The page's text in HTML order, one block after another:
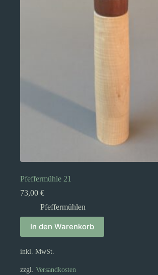
Pfeffermühle 21
73,00 €
Pfeffermühlen
In den Warenkorb
inkl. MwSt.
zzgl. Versandkosten